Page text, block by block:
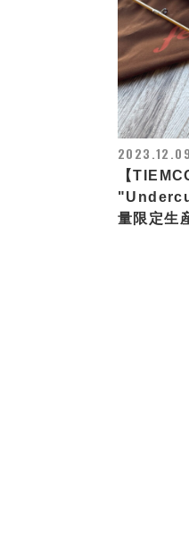
2023.12.09
【
量限定生